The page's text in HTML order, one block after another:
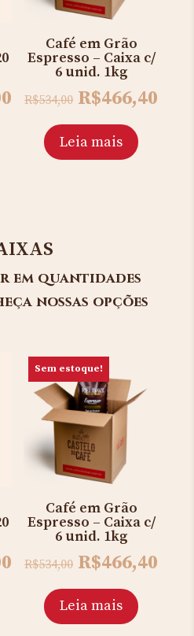
Current
R$352,00.
Café em Grão
Espresso – Caixa c/
6 unid. 1kg
R$534,00 Original
price
was:
R$534,00.
R$466,40
Leia mais
em quantidades
nossas opções
Current
R$352,00.
Sem estoque!
Café em Grão
Espresso – Caixa c/
6 unid. 1kg
R$534,00 Original
was:
R$534,00.
R$466,40
Leia mais